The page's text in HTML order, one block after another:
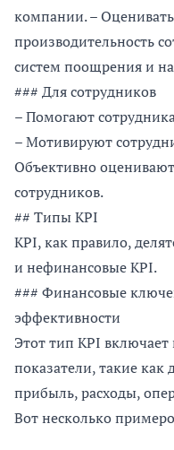
компании. –
производительность
систем поощрения и
### Для сотрудников
– Помогают
– Мотивируют
Объективно
сотрудников.
## Типы KPI
KPI, как правило,
и нефинансовые KPI.
### Финансовые
эффективности
Этот тип KPI включает
показатели, такие
прибыль, расходы,
Вот несколько